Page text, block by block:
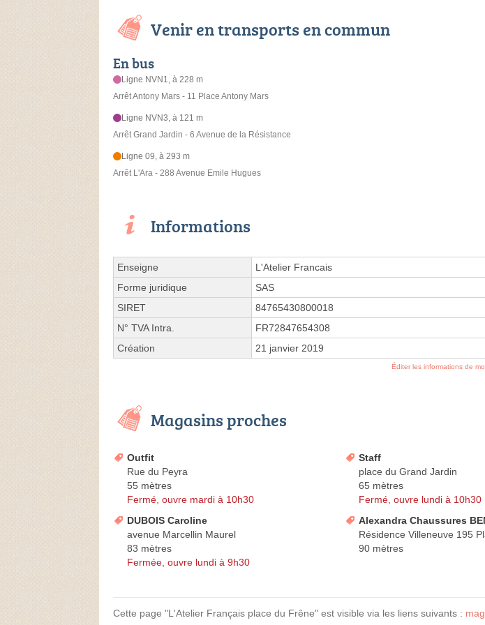
Venir en transports en commun
En bus
Ligne NVN1, à 228 m
Arrêt Antony Mars - 11 Place Antony Mars
Ligne NVN3, à 121 m
Arrêt Grand Jardin - 6 Avenue de la Résistance
Ligne 09, à 293 m
Arrêt L'Ara - 288 Avenue Emile Hugues
Informations
Enseigne
L'Atelier Francais
Forme juridique
SAS
SIRET
84765430800018
N° TVA Intra.
FR72847654308
Création
21 janvier 2019
Éditer les informations de
Magasins proches
Outfit
Rue du Peyra
55 mètres
Fermé, ouvre mardi à 10h30
Staff
place du Grand Jardin
65 mètres
Fermé, ouvre lundi à 10h30
DUBOIS Caroline
avenue Marcellin Maurel
83 mètres
Fermée, ouvre lundi à 9h30
Alexandra Chaussures
Résidence Villeneuve 195
90 mètres
Cette page "L'Atelier Français place du Frêne" est visible via les liens suivants :